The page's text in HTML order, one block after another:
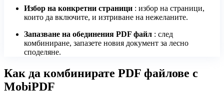
Избор на конкретни страници : избор на страници,
които да включите, и изтриване на нежеланите.
Запазване на обединения PDF файл : след
комбиниране, запазете новия документ за лесно
споделяне.
Как да комбинирате PDF файлове с
MobiPDF